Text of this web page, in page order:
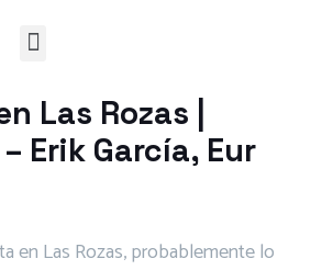
Las Rozas |
Erik García, Eur
en Las Rozas, probablemente lo
herramientas